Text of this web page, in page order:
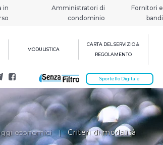
in
Amministratori di
condominio
Fornitori e
bandi
MODULISTICA
CARTA DEL SERVIZIO &
REGOLAMENTO
Sportello Digitale
economici | Criteri di modalità